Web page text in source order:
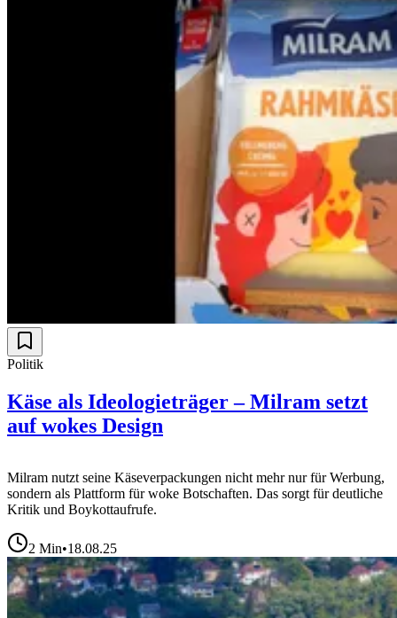
Politik
Käse als Ideologieträger – Milram setzt
auf wokes Design
Milram nutzt seine Käseverpackungen nicht mehr nur für Werbung,
sondern als Plattform für woke Botschaften. Das sorgt für deutliche
Kritik und Boykottaufrufe.
2 Min•18.08.25